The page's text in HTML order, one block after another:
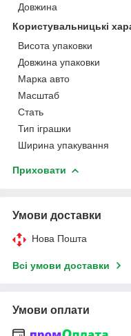
Довжина
Користувальницькі
Висота упаковки
Довжина упаковки
Марка авто
Масштаб
Стать
Тип іграшки
Ширина упакування
Приховати
Умови доставки
Нова Пошта
Всі умови доставки
Умови оплати